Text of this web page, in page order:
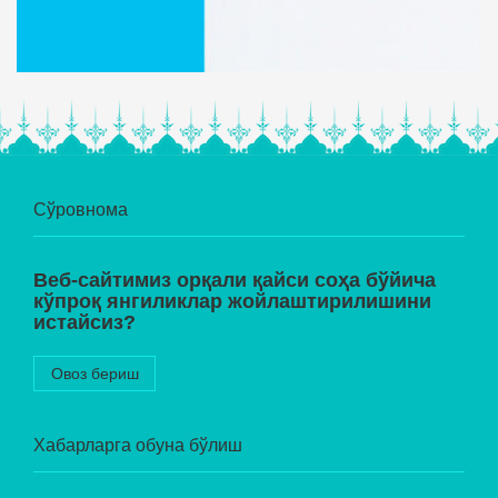
Сўровнома
Веб-сайтимиз орқали қайси соҳа бўйича
кўпроқ янгиликлар жойлаштирилишини
истайсиз?
Овоз бериш
Хабарларга обуна бўлиш